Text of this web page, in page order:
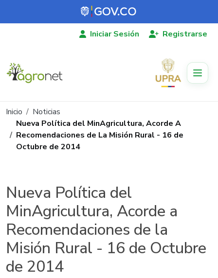
Pasar al contenido principal
Iniciar Sesión Registrarse
Ruta de navegación
Inicio
Noticias
Nueva Política del MinAgricultura, Acorde A
Recomendaciones de La Misión Rural - 16 de
Octubre de 2014
Nueva Política del
MinAgricultura, Acorde a
Recomendaciones de la
Misión Rural - 16 de Octubre
de 2014